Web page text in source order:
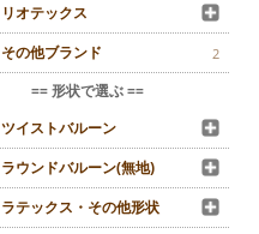
リオテックス
その他ブランド
2
== 形状で選ぶ ==
ツイストバルーン
ラウンドバルーン(無地)
ラテックス・その他形状